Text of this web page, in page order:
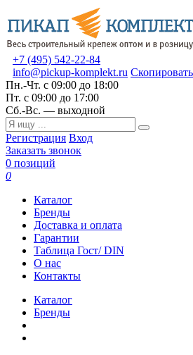
+7 (495) 542-22-84
info@pickup-komplekt.ru Скопировать
Пн.-Чт. с 09:00 до 18:00
Пт. с 09:00 до 17:00
Сб.-Вс. — выходной
Регистрация Вход
Заказать звонок
0 позиций
0
Каталог
Бренды
Доставка и оплата
Гарантии
Таблица Гост/ DIN
О нас
Контакты
Каталог
Бренды